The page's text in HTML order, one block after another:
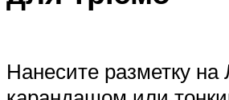
Нанесите разметку